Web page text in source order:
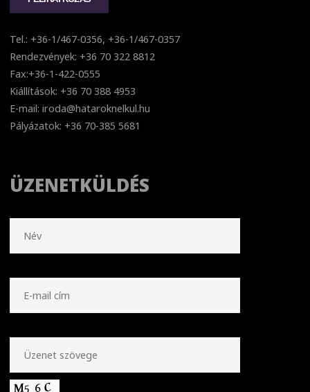
Tel.: +36-1/467-0356, +36-1/467-0357
Rendezvények: +36 70 322 8812
Fax:+36-1-422-0555
Kiállítások: +36 70 388 4953
E-mail: iroda@hataroknelkul.hu
Pályázatok: +36 70-385 5681
ÜZENETKÜLDÉS